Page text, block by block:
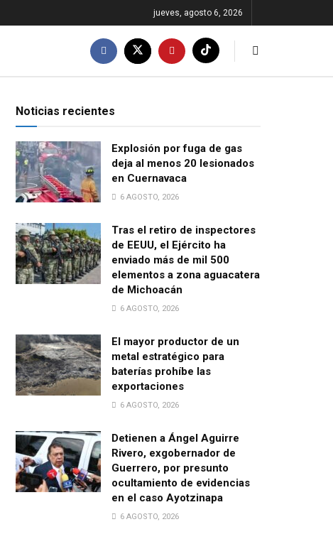
jueves, agosto 6, 2026
Noticias recientes
Explosión por fuga de gas
deja al menos 20 lesionados
en Cuernavaca
6 AGOSTO, 2026
Tras el retiro de inspectores
de EEUU, el Ejército ha
enviado más de mil 500
elementos a zona aguacatera
de Michoacán
6 AGOSTO, 2026
El mayor productor de un
metal estratégico para
baterías prohíbe las
exportaciones
6 AGOSTO, 2026
Detienen a Ángel Aguirre
Rivero, exgobernador de
Guerrero, por presunto
ocultamiento de evidencias
en el caso Ayotzinapa
6 AGOSTO, 2026